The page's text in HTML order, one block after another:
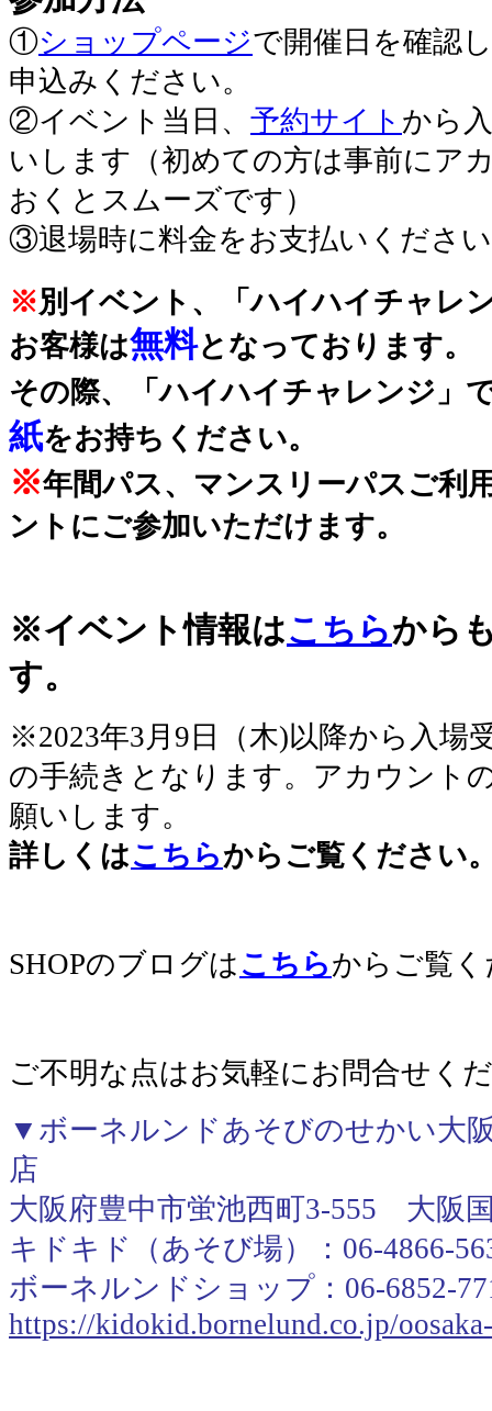
①ショップページで開催日を確認
申込みください。
②イベント当日、 予約サイト から
いします（初めての方は事前にア
おくとスムーズです）
③退場時に料金をお支払いくださ
※別イベント、「ハイハイチャレ
お客様は無料となっております。
その際、「ハイハイチャレンジ」
紙をお持ちください。
※年間パス、マンスリーパスご利
ントにご参加いただけます。
※イベント情報はこちらから
す。
※2023年3月9日（木)以降から入場
の手続きとなります。アカウント
願いします。
詳しくはこちらからご覧ください
SHOPのブログは こちらからご覧
ご不明な点はお気軽にお問合せく
▼ボーネルンドあそびのせかい大
店
大阪府豊中市蛍池西町3-555 大阪
キドキド（あそび場）：06-4866-
ボーネルンドショップ：06-6852-
https://kidokid.bornelund.co.jp/